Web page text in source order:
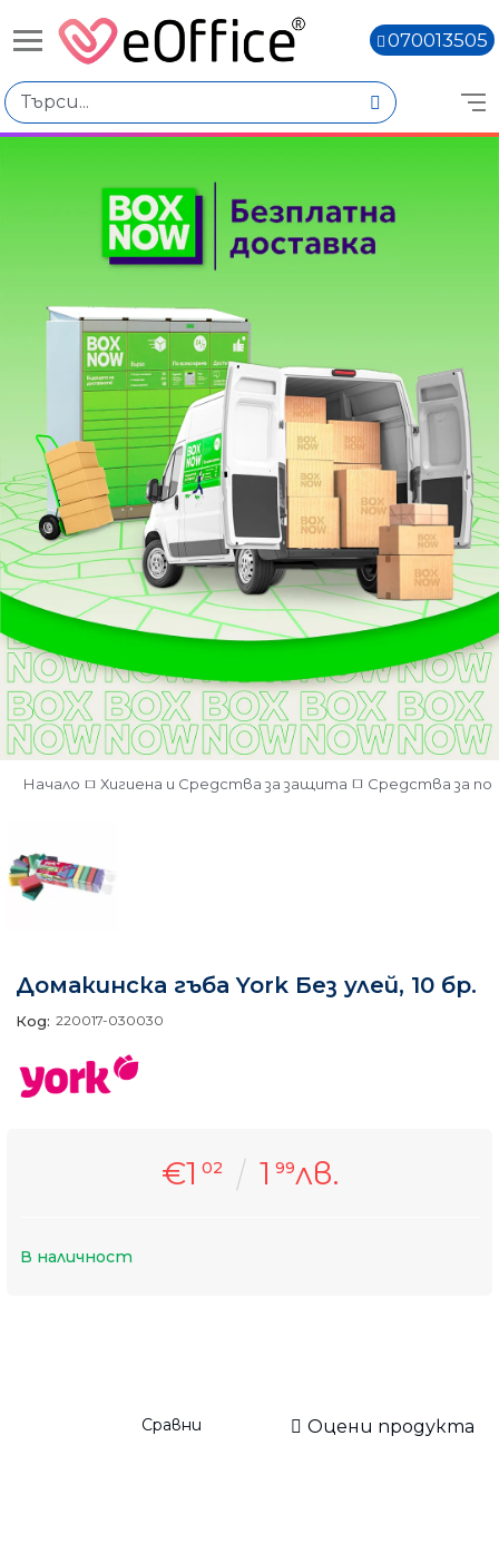
070013505
Начало Хигиена и Средства за защита Средства за
Домакинска гъба York Без улей, 10 бр.
Код: 220017-030030
€1 02 1 99лв.
В наличност
Сравни Оцени продукта